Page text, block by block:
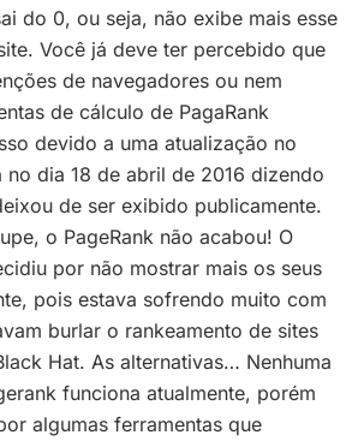
do 0, ou seja, não exibe mais esse
Você já deve ter percebido que
de navegadores ou nem
de cálculo de PagaRank
devido a uma atualização no
no dia 18 de abril de 2016 dizendo
de ser exibido publicamente.
o PageRank não acabou! O
por não mostrar mais os seus
pois estava sofrendo muito com
burlar o rankeamento de sites
Hat. As alternativas… Nenhuma
funciona atualmente, porém
algumas ferramentas que